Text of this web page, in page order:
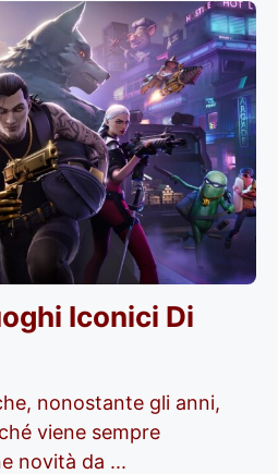
Iconici Di
nonostante gli anni,
viene sempre
novità da ...